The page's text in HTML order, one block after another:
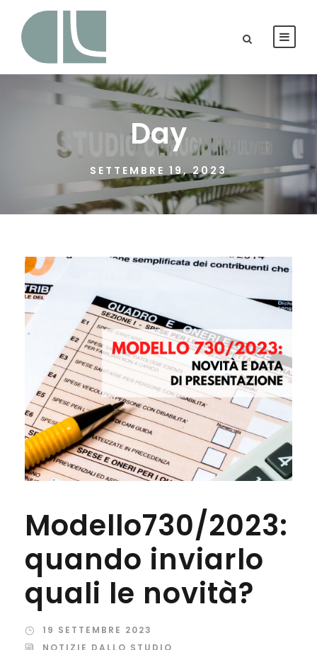
Day
SETTEMBRE 19, 2023
Modello730/2023:
quando inviarlo
quali le novità?
19 SETTEMBRE 2023